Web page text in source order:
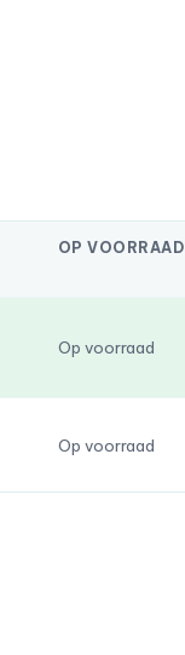
OP VOORRAAD
Op voorraad
Op voorraad